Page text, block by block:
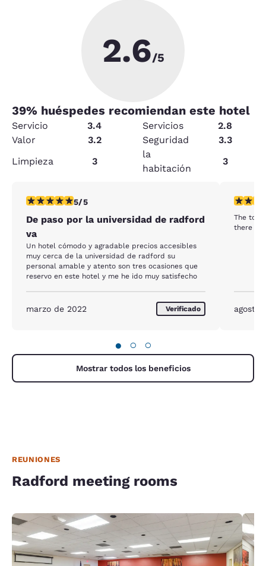
2.6/5
39% huéspedes recomiendan este hotel
Servicio 3.4 Servicios
2.8
Valor
3.2 Seguridad
3.3
Limpieza
3
la
habitación
3
calificación de 5 estrellas. Excepcional. 1 reseña
5/5
De paso por la universidad de radford
va
Un hotel cómodo y agradable precios accesibles
muy cerca de la universidad de radford su
personal amable y atento son tres ocasiones que
reservo en este hotel y me he ido muy satisfecho
marzo de 2022 Verificado
The
there
agosto
● ○ ○
Mostrar todos los beneficios
REUNIONES
Radford meeting rooms